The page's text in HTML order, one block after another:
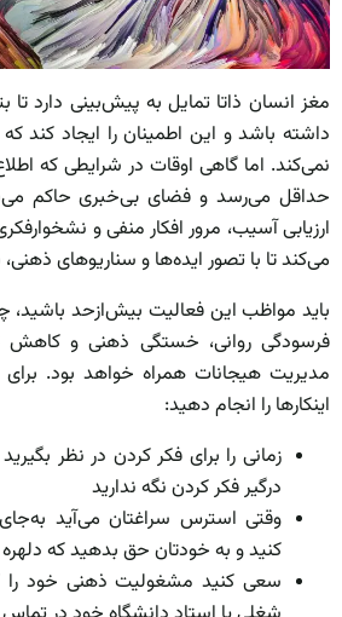
مغز انسان ذاتا تمایل به پیش‌بینی دارد
داشته باشد و این اطمینان را ایجاد کند
نمی‌کند. اما گاهی اوقات در شرایطی که
حداقل می‌رسد و فضای بی‌خبری حاکم
ارزیابی آسیب، مرور افکار منفی و
می‌کند تا با تصور ایده‌ها و سناریوهای
باید مواظب این فعالیت بیش‌از‌حد باشید،
فرسودگی روانی، خستگی ذهنی و کاهش
مدیریت هیجانات همراه خواهد بود. برای
اینکارها را انجام دهید:
زمانی را برای فکر کردن در نظر
درگیر فکر کردن نگه ندارید
وقتی استرس سراغتان می‌آید
کنید و به خودتان حق بدهید که
سعی کنید مشغولیت ذهنی خود